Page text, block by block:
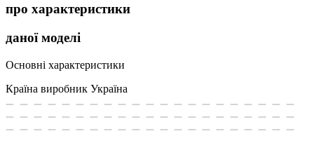
про характеристики
даної моделі
Основні характеристики
Країна виробник Україна